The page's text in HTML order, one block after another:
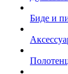
Биде и